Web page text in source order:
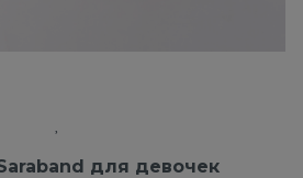
для девочек